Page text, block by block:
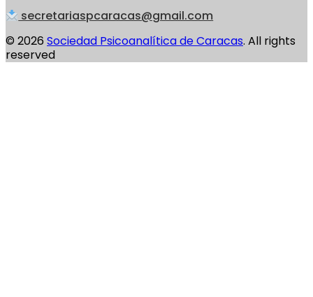
secretariaspcaracas@gmail.com
© 2026 Sociedad Psicoanalítica de Caracas. All rights
reserved